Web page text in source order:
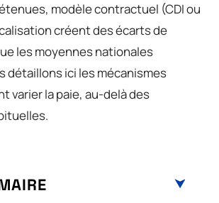
modèle contractuel (CDI ou
créent des écarts de
les moyennes nationales
détaillons ici les mécanismes
varier la paie, au-delà des